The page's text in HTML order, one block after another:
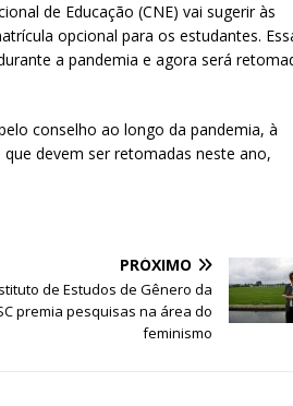
de Educação (CNE) vai sugerir às
opcional para os estudantes.
a pandemia e agora será
conselho ao longo da pandemia, à
devem ser retomadas neste ano,
PRÓXIMO
de Estudos de Gênero da
premia pesquisas na área do
feminismo